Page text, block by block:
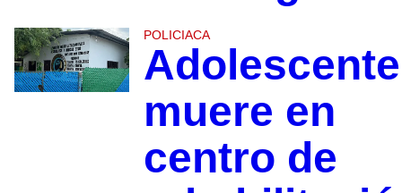
POLICIACA
Adolescente
muere en
centro de